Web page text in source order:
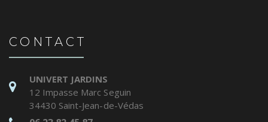
CONTACT
UNIVERT JARDINS
12 Impasse Marc Seguin
34430 Saint-Jean-de-Védas